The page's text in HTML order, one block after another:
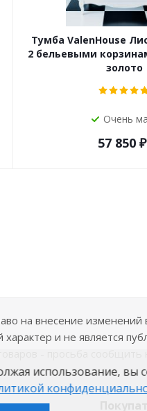
Тумба ValenHouse
2 бельевыми
золото
Очень
57 850 ₽
на внесение изменений
и не является
- просьба сообщить
использование, вы